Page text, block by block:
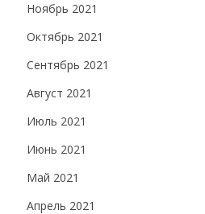
Ноябрь 2021
Октябрь 2021
Сентябрь 2021
Август 2021
Июль 2021
Июнь 2021
Май 2021
Апрель 2021